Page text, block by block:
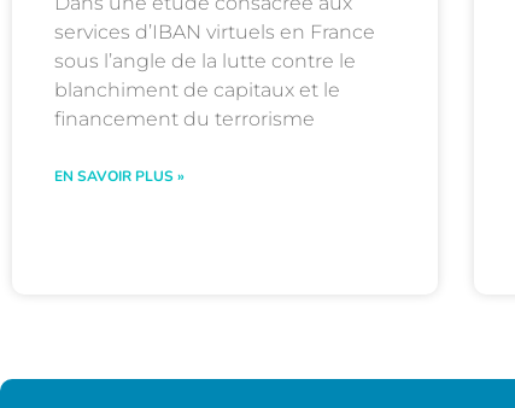
services d’IBAN virtuels en France
sous l’angle de la lutte contre le
blanchiment de capitaux et le
financement du terrorisme
EN SAVOIR PLUS »